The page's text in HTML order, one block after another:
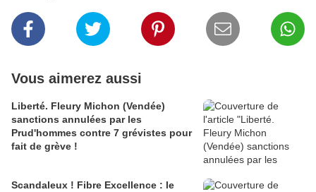
Vous aimerez aussi
Liberté. Fleury Michon (Vendée)
sanctions annulées par les
Prud'hommes contre 7 grévistes pour
fait de grève !
Scandaleux ! Fibre Excellence : le